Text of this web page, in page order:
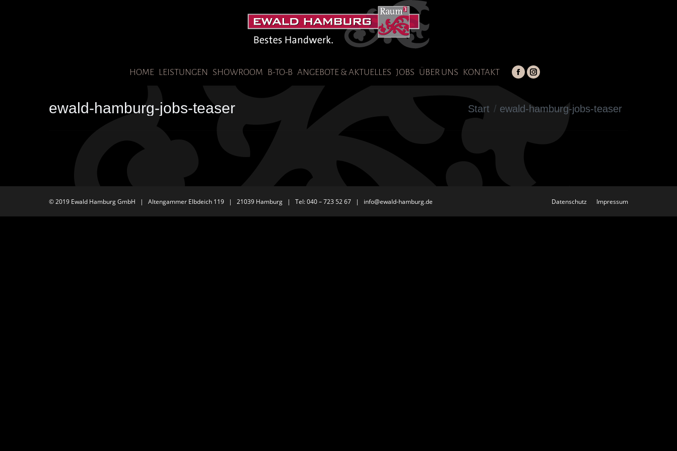
HOME LEISTUNGEN SHOWROOM B-TO-B ANGEBOTE & AKTUELLES JOBS ÜBER UNS KONTAKT
Facebook
opens
Instagram
opens
ewald-hamburg-jobs-teaser Sie befinden sich hier:
Start ewald-hamburg-jobs-teaser
© 2019 Ewald Hamburg GmbH | Altengammer Elbdeich 119 | 21039 Hamburg | Tel: 040 – 723 52 67 | info@ewald-hamburg.de Datenschutz Impressum